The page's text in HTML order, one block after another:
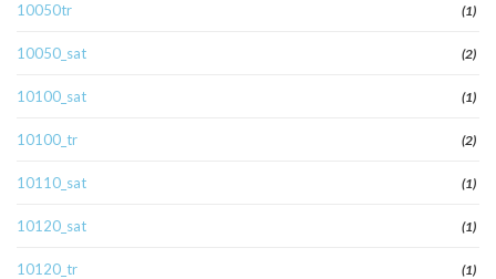
10050tr (1)
10050_sat (2)
10100_sat (1)
10100_tr (2)
10110_sat (1)
10120_sat (1)
10120_tr (1)